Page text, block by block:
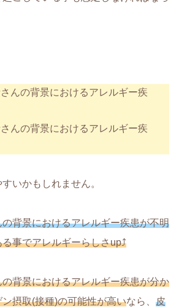
んの背景におけるアレルギー疾
んの背景におけるアレルギー疾
いかもしれません。
の背景におけるアレルギー疾患が不明
事でアレルギーらしさup⤴️
の背景におけるアレルギー疾患が分か
摂取(接種)の可能性が高いなら、 皮